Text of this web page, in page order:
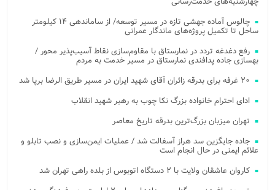
چالوس آماده جهشی تازه در مسیر توسعه/ از ساماندهی ۱۴ کیلومتر
ساحل تا تکمیل پروژه‌های ماندگار عمرانی
رفع دغدغه تردد در نمارستاق با مقاوم‌سازی نقاط آسیب‌پذیر محور /
بهسازی جاده پدافندی نمارستاق در مسیر خدمت به مردم
۲۰ غرفه برای بدرقه زائران آقای شهید ایران در مسیر طریق الرضا برپا شد
ادای احترام خانواده بزرگ نکا چوب به رهبر شهید انقلاب
تهران میزبان بزرگ‌ترین بدرقه تاریخ معاصر
جاده جایگزین سد هراز آسفالت شد / عملیات ایمن‌سازی و نصب تابلو و
علائم ایمنی در حال انجام است
کاروان عاشقان ولایت با ۲ دستگاه اتوبوس از بلده راهی تهران شد